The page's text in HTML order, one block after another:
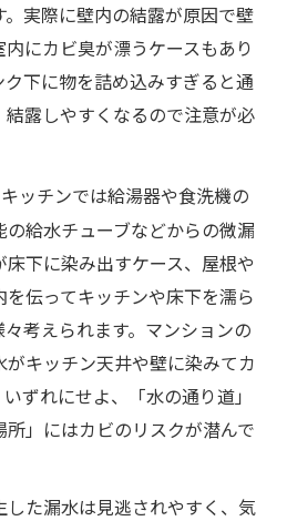
実際に壁内の結露が原因で壁
にカビ臭が漂うケースもあり
下に物を詰め込みすぎると通
露しやすくなるので注意が必
ッチンでは給湯器や食洗機の
給水チューブなどからの微漏
下に染み出すケース、屋根や
伝ってキッチンや床下を濡ら
考えられます。マンションの
キッチン天井や壁に染みてカ
ずれにせよ、「水の通り道」
」にはカビのリスクが潜んで
た漏水は見逃されやすく、気